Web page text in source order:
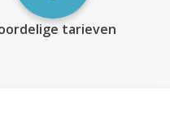
tarieven